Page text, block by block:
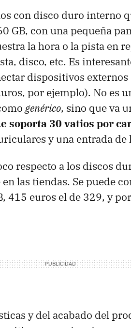
con disco duro interno
GB, con una pequeña
la hora o la pista en
disco, etc. Es
dispositivos
por ejemplo). No es
genérico, sino que va
soporta 30 vatios por
y una entrada de
respecto a los discos
las tiendas. Se puede
415 euros el de 329, y
y del acabado del